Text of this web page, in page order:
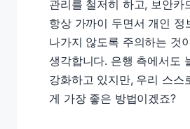
관리를 철저히 하고, 보안카
항상 가까이 두면서 개인 정
나가지 않도록 주의하는 것
생각합니다. 은행 측에서도
강화하고 있지만, 우리 스스
게 가장 좋은 방법이겠죠?